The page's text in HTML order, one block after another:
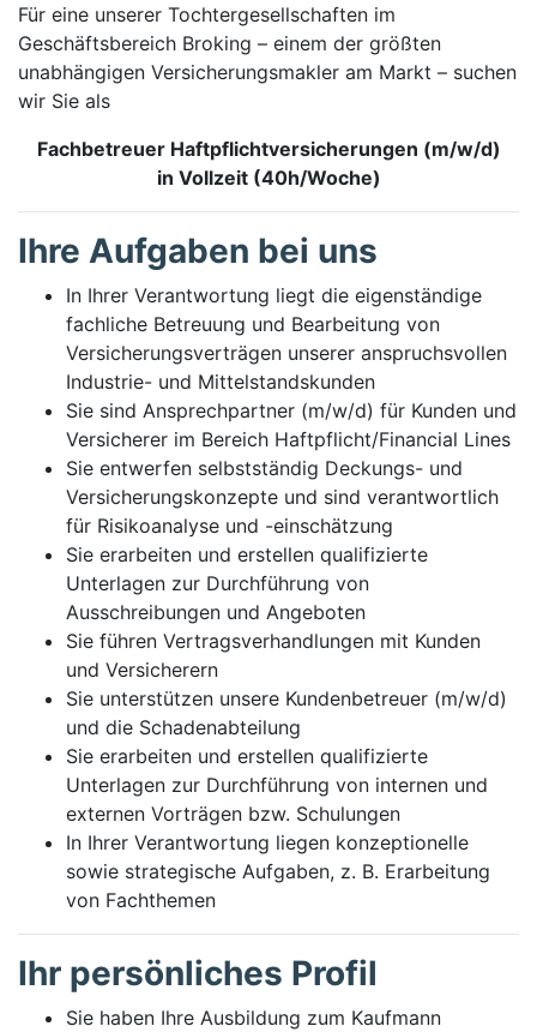
Für eine unserer Tochtergesellschaften im
Geschäftsbereich Broking – einem der größten
unabhängigen Versicherungsmakler am Markt – suchen
wir Sie als
Fachbetreuer Haftpflichtversicherungen (m/w/d)
in Vollzeit (40h/Woche)
Ihre Aufgaben bei uns
In Ihrer Verantwortung liegt die eigenständige
fachliche Betreuung und Bearbeitung von
Versicherungsverträgen unserer anspruchsvollen
Industrie- und Mittelstandskunden
Sie sind Ansprechpartner (m/w/d) für Kunden und
Versicherer im Bereich Haftpflicht/Financial Lines
Sie entwerfen selbstständig Deckungs- und
Versicherungskonzepte und sind verantwortlich
für Risikoanalyse und -einschätzung
Sie erarbeiten und erstellen qualifizierte
Unterlagen zur Durchführung von
Ausschreibungen und Angeboten
Sie führen Vertragsverhandlungen mit Kunden
und Versicherern
Sie unterstützen unsere Kundenbetreuer (m/w/d)
und die Schadenabteilung
Sie erarbeiten und erstellen qualifizierte
Unterlagen zur Durchführung von internen und
externen Vorträgen bzw. Schulungen
In Ihrer Verantwortung liegen konzeptionelle
sowie strategische Aufgaben, z. B. Erarbeitung
von Fachthemen
Ihr persönliches Profil
Sie haben Ihre Ausbildung zum Kaufmann